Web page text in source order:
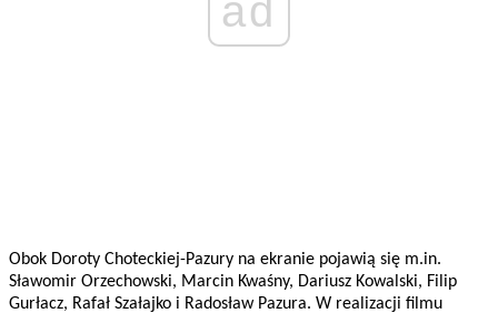
ad
Obok Doroty Choteckiej-Pazury na ekranie pojawią się m.in.
Sławomir Orzechowski, Marcin Kwaśny, Dariusz Kowalski, Filip
Gurłacz, Rafał Szałajko i Radosław Pazura. W realizacji filmu